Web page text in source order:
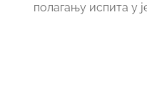
полагању испита у